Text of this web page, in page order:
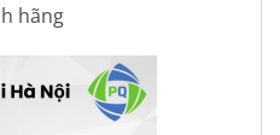
hãng